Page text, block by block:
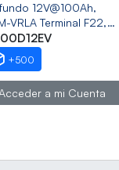
12V@100Ah,
VRLA Terminal F22,
Lanchas/
Eléctricos /Carritos
+500
a mi Cuenta